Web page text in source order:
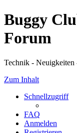
Buggy
Forum
Technik -
Zum Inhalt
Schnellzugriff
FAQ
Anmelden